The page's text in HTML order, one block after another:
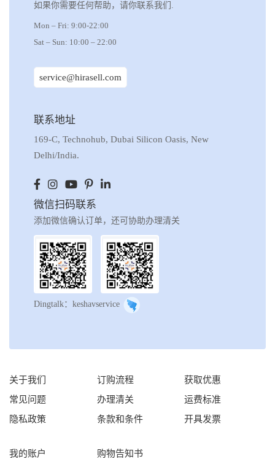
如果你需要任何帮助，请你联系我们.
Mon – Fri: 9:00-22:00
Sat – Sun: 10:00 – 22:00
service@hirasell.com
联系地址
169-C, Technohub, Dubai Silicon Oasis, New
Delhi/India.
微信扫码联系
添加微信确认订单，还可协助办理清关
Dingtalk：keshavservice
关于我们
常见问题
隐私政策
订购流程
办理清关
条款和条件
获取优惠
运费标准
开具发票
我的账户 购物告知书